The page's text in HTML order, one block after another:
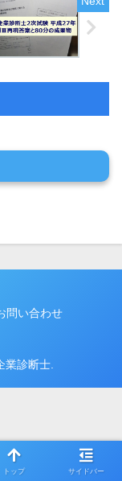
問い合わせ
診断士.
トップ サイドバー